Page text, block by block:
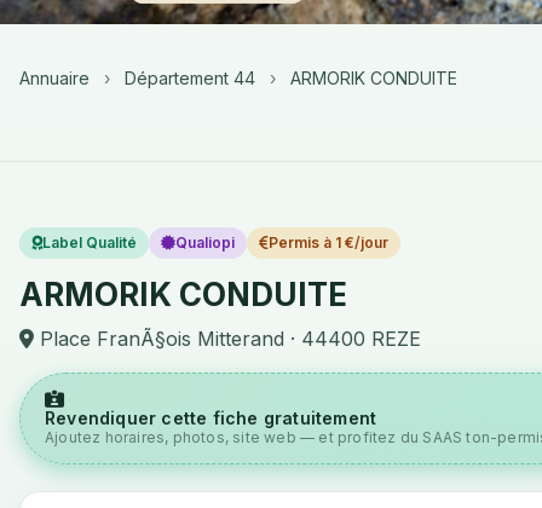
Annuaire › Département 44 › ARMORIK CONDUITE
Label Qualité Qualiopi Permis à 1 €/jour
ARMORIK CONDUITE
Place FranÃ§ois Mitterand · 44400 REZE
Revendiquer cette fiche gratuitement
Ajoutez horaires, photos, site web — et profitez du SAAS ton-